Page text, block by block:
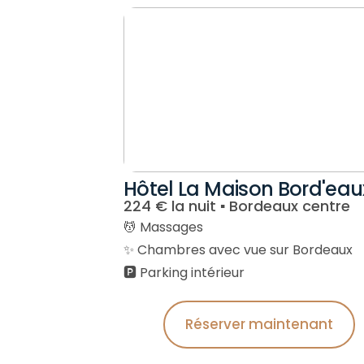
Hôtel La Maison
224 € la nuit ▪︎ Bordeaux centre
💆 Massages
✨ Chambres avec vue sur Bordeaux
🅿️ Parking intérieur
Réserver maintenant